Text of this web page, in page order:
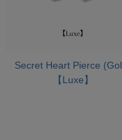
Secret Heart Pierce
【Luxe】